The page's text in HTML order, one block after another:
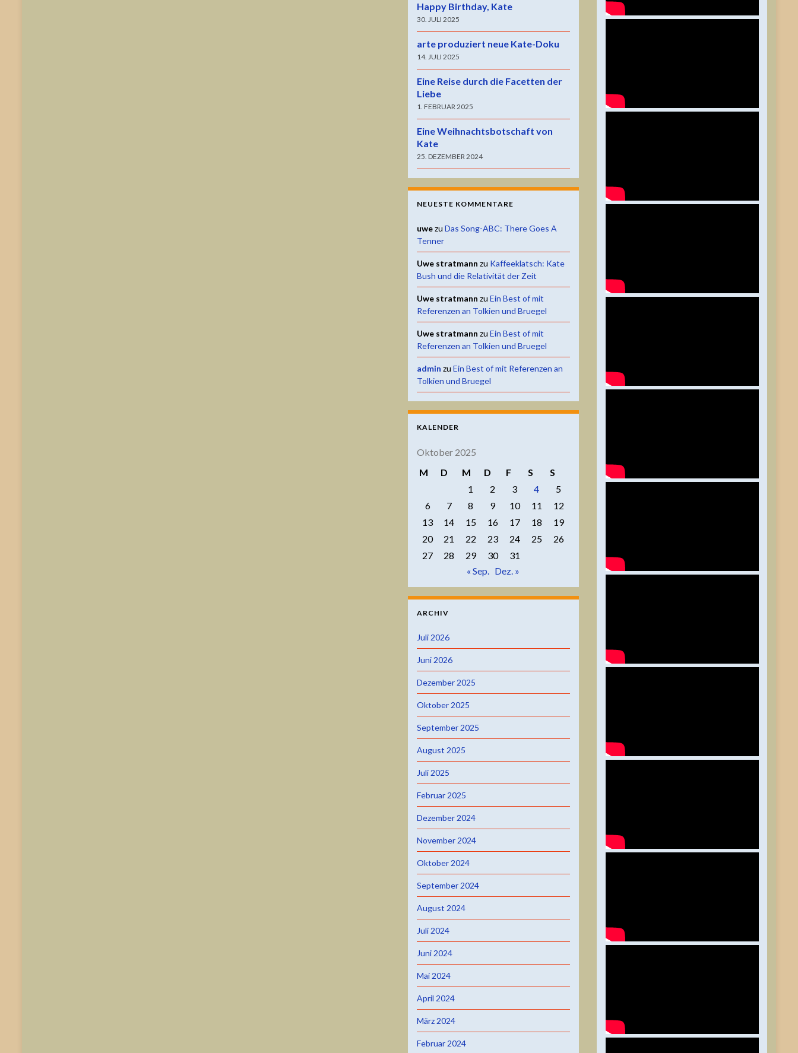
Happy Birthday, Kate
30. JULI 2025
arte produziert neue Kate-Doku
14. JULI 2025
Eine Reise durch die Facetten der
Liebe
1. FEBRUAR 2025
Eine Weihnachtsbotschaft von
Kate
25. DEZEMBER 2024
NEUESTE KOMMENTARE
uwezu Das Song-ABC: There Goes A
Tenner
Uwe stratmann zu Kaffeeklatsch: Kate
Bush und die Relativität der Zeit
Uwe stratmann zu Ein Best of mit
Referenzen an Tolkien und Bruegel
Uwe stratmann zu Ein Best of mit
Referenzen an Tolkien und Bruegel
admin zu Ein Best of mit Referenzen an
Tolkien und Bruegel
KALENDER
Oktober 2025
M
D M D F S
S
1
2 3 4
5
6
7 8 9 10 11
12
13
14 15 16 17 18
19
20
21 22 23 24 25
26
27
28 29 30
31
« Sep. Dez. »
ARCHIV
Juli 2026
Juni 2026
Dezember 2025
Oktober 2025
September 2025
August 2025
Juli 2025
Februar 2025
Dezember 2024
November 2024
Oktober 2024
September 2024
August 2024
Juli 2024
Juni 2024
Mai 2024
April 2024
März 2024
Februar 2024